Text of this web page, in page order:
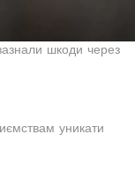
шкоди через
уникати